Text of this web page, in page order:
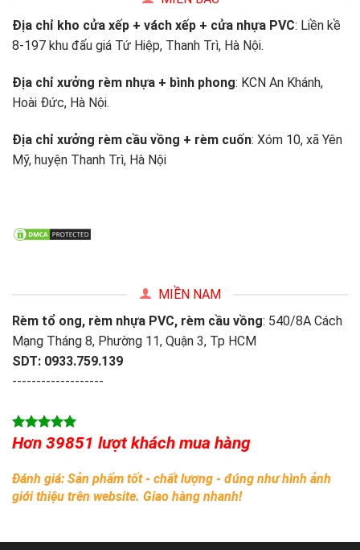
Địa chỉ kho cửa xếp + vách xếp + cửa nhựa PVC: Liền kề
8-197 khu đấu giá Tứ Hiệp, Thanh Trì, Hà Nội.
Địa chỉ xưởng rèm nhựa + bình phong: KCN An Khánh,
Hoài Đức, Hà Nội.
Địa chỉ xưởng rèm cầu vồng + rèm cuốn: Xóm 10, xã Yên
Mỹ, huyện Thanh Trì, Hà Nội
MIỀN NAM
Rèm tổ ong, rèm nhựa PVC, rèm cầu vồng: 540/8A Cách
Mạng Tháng 8, Phường 11, Quận 3, Tp HCM
SDT: 0933.759.139
-------------------
Hơn 39851 lượt khách mua hàng
Đánh giá: Sản phẩm tốt - chất lượng - đúng như hình ảnh
giới thiệu trên website. Giao hàng nhanh!